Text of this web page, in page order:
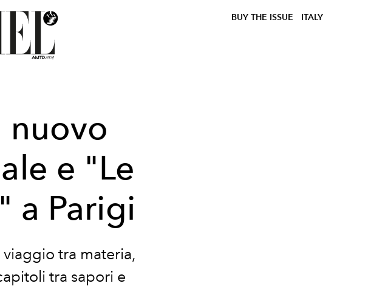
BUY THE ISSUE ITALY
nuovo
e "Le
a Parigi
tra materia,
tra sapori e